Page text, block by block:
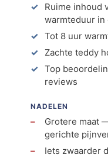
Ruime inhoud
warmteduur in
Tot 8 uur
Zachte teddy
Top
reviews
NADELEN
Grotere maat
gerichte
Iets zwaarder